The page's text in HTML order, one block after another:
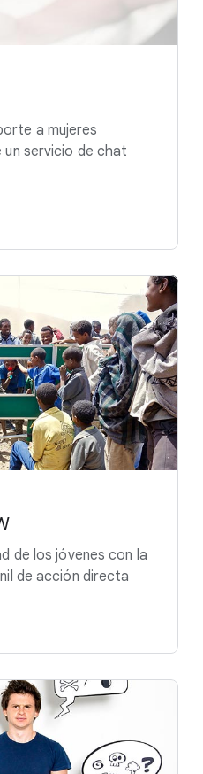
a mujeres
un servicio de chat
de los jóvenes con la
de acción directa